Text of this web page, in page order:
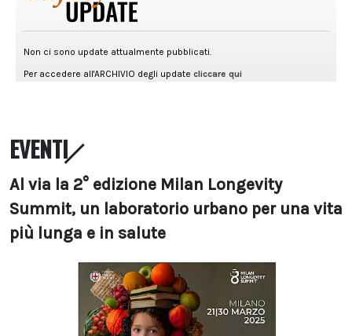
EVENTI
Al via la 2° edizione Milan Longevity
Summit, un laboratorio urbano per una vita
più lunga e in salute